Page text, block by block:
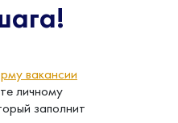
вакансии
личному
заполнит